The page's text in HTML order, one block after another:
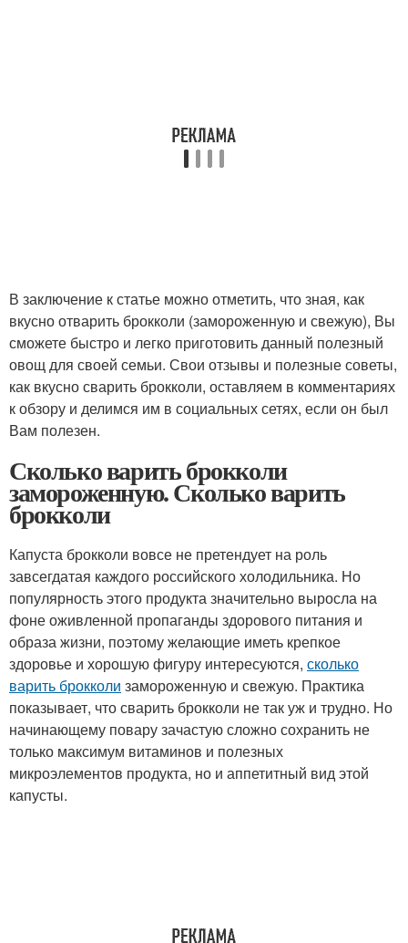
В заключение к статье можно отметить, что зная, как
вкусно отварить брокколи (замороженную и свежую), Вы
сможете быстро и легко приготовить данный полезный
овощ для своей семьи. Свои отзывы и полезные советы,
как вкусно сварить брокколи, оставляем в комментариях
к обзору и делимся им в социальных сетях, если он был
Вам полезен.
Сколько варить брокколи
замороженную. Сколько варить
брокколи
Капуста брокколи вовсе не претендует на роль
завсегдатая каждого российского холодильника. Но
популярность этого продукта значительно выросла на
фоне оживленной пропаганды здорового питания и
образа жизни, поэтому желающие иметь крепкое
здоровье и хорошую фигуру интересуются, сколько
варить брокколи замороженную и свежую. Практика
показывает, что сварить брокколи не так уж и трудно. Но
начинающему повару зачастую сложно сохранить не
только максимум витаминов и полезных
микроэлементов продукта, но и аппетитный вид этой
капусты.